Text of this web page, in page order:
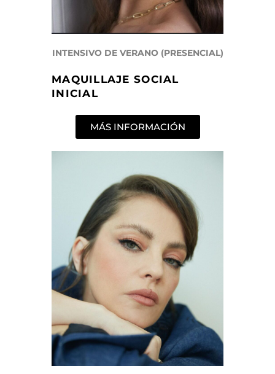
INTENSIVO DE VERANO (PRESENCIAL)
MAQUILLAJE SOCIAL
INICIAL
MÁS INFORMACIÓN